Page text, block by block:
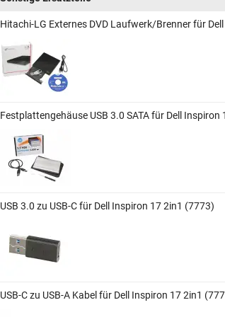
Hitachi-LG Externes DVD Laufwerk/Brenner für
Festplattengehäuse USB 3.0 SATA für Dell Inspiron
USB 3.0 zu USB-C für Dell Inspiron 17 2in1 (7773)
USB-C zu USB-A Kabel für Dell Inspiron 17 2in1